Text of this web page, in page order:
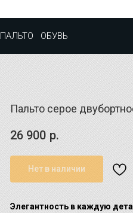
ПАЛЬТО ОБУВЬ
Пальто серое
26 900 р.
Нет в наличии
Элегантность в каждую